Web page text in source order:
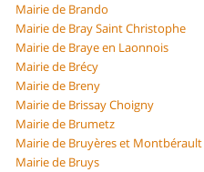
Mairie de Brando
Mairie de Bray Saint Christophe
Mairie de Braye en Laonnois
Mairie de Brécy
Mairie de Breny
Mairie de Brissay Choigny
Mairie de Brumetz
Mairie de Bruyères et Montbérault
Mairie de Bruys